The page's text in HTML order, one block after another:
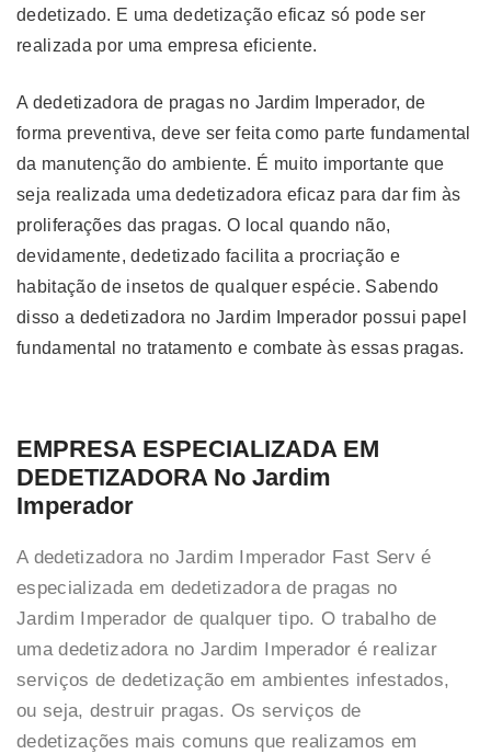
dedetizado. E uma dedetização eficaz só pode ser
realizada por uma empresa eficiente.
A dedetizadora de pragas no Jardim Imperador, de
forma preventiva, deve ser feita como parte fundamental
da manutenção do ambiente. É muito importante que
seja realizada uma dedetizadora eficaz para dar fim às
proliferações das pragas. O local quando não,
devidamente, dedetizado facilita a procriação e
habitação de insetos de qualquer espécie. Sabendo
disso a dedetizadora no Jardim Imperador possui papel
fundamental no tratamento e combate às essas pragas.
EMPRESA ESPECIALIZADA EM
DEDETIZADORA No Jardim
Imperador
A dedetizadora no Jardim Imperador Fast Serv é
especializada em dedetizadora de pragas no
Jardim Imperador de qualquer tipo. O trabalho de
uma dedetizadora no Jardim Imperador é realizar
serviços de dedetização em ambientes infestados,
ou seja, destruir pragas. Os serviços de
dedetizações mais comuns que realizamos em